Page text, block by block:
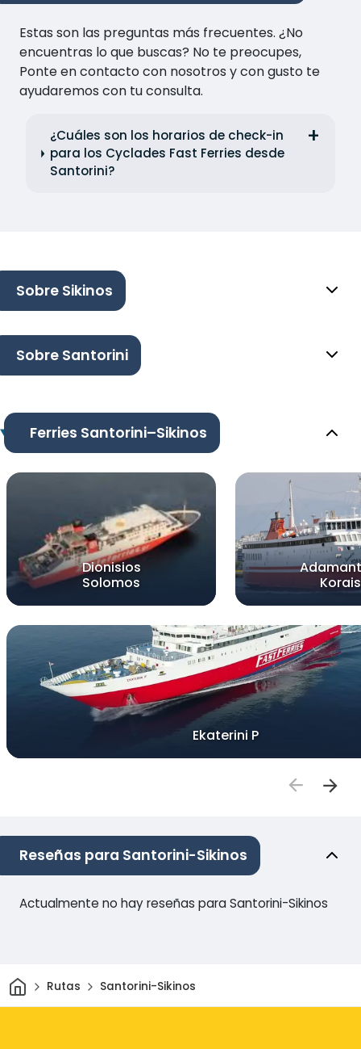
Estas son las preguntas más frecuentes. ¿No
encuentras lo que buscas? No te preocupes,
Ponte en contacto con nosotros y con gusto te
ayudaremos con tu consulta.
¿Cuáles son los horarios de check-in
para los Cyclades Fast Ferries desde
Santorini?
Sobre Sikinos
Sobre Santorini
Ferries Santorini–Sikinos
Dionisios
Solomos
Korais
Ekaterini P
Reseñas para Santorini-Sikinos
Actualmente no hay reseñas para Santorini-Sikinos
InicioRutas Santorini-Sikinos